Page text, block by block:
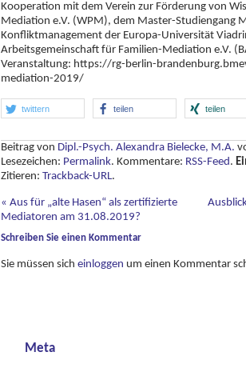
Kooperation mit dem Verein zur Förderung von
Mediation e.V. (WPM), dem Master-Studiengang
Konfliktmanagement der Europa-Universität
Arbeitsgemeinschaft für Familien-Mediation e.V.
Veranstaltung: https://rg-berlin-
mediation-2019/
twittern teilen teilen
Beitrag von Dipl.-Psych. Alexandra Bielecke, M.A.
Lesezeichen: Permalink. Kommentare: RSS-Feed.
Zitieren: Trackback-URL.
« Aus für „alte Hasen“ als zertifizierte
Mediatoren am 31.08.2019?
Schreiben Sie einen Kommentar
Sie müssen sich einloggen um einen Kommentar
Meta